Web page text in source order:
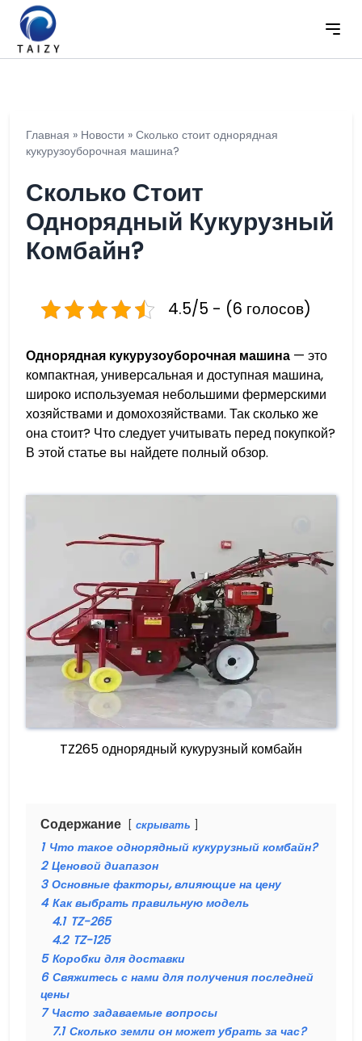
Главная » Новости » Сколько стоит однорядная
кукурузоуборочная машина?
Сколько Стоит
Однорядный Кукурузный
Комбайн?
4.5/5 - (6 голосов)
Однорядная кукурузоуборочная машина — это
компактная, универсальная и доступная машина,
широко используемая небольшими фермерскими
хозяйствами и домохозяйствами. Так сколько же
она стоит? Что следует учитывать перед покупкой?
В этой статье вы найдете полный обзор.
TZ265 однорядный кукурузный комбайн
Содержание скрывать
1 Что такое однорядный кукурузный комбайн?
2 Ценовой диапазон
3 Основные факторы, влияющие на цену
4 Как выбрать правильную модель
4.1 TZ-265
4.2 TZ-125
5 Коробки для доставки
6 Свяжитесь с нами для получения последней
цены
7 Часто задаваемые вопросы
7.1 Сколько земли он может убрать за час?